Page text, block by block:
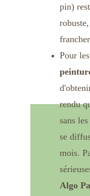
pin)
Pour
rendu
sans
se
mois.
Algo